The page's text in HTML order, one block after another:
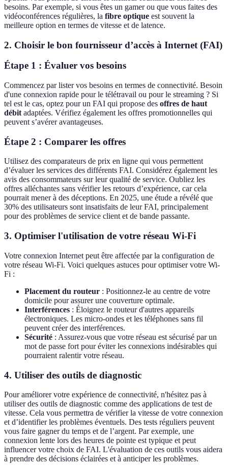
besoins. Par exemple, si vous êtes un gamer ou que vous faites des
vidéoconférences régulières, la fibre optique est souvent la
meilleure option en termes de vitesse et de latence.
2. Choisir le bon fournisseur d’accès à Internet (FAI)
Étape 1 : Évaluer vos besoins
Commencez par lister vos besoins en termes de connectivité. Besoin
d'une connexion rapide pour le télétravail ou pour le streaming ? Si
tel est le cas, optez pour un FAI qui propose des offres de haut
débit adaptées. Vérifiez également les offres promotionnelles qui
peuvent s’avérer avantageuses.
Étape 2 : Comparer les offres
Utilisez des comparateurs de prix en ligne qui vous permettent
d’évaluer les services des différents FAI. Considérez également les
avis des consommateurs sur leur qualité de service. Oubliez les
offres alléchantes sans vérifier les retours d’expérience, car cela
pourrait mener à des déceptions. En 2025, une étude a révélé que
30% des utilisateurs sont insatisfaits de leur FAI, principalement
pour des problèmes de service client et de bande passante.
3. Optimiser l'utilisation de votre réseau Wi-Fi
Votre connexion Internet peut être affectée par la configuration de
votre réseau Wi-Fi. Voici quelques astuces pour optimiser votre Wi-
Fi :
Placement du routeur : Positionnez-le au centre de votre
domicile pour assurer une couverture optimale.
Interférences : Éloignez le routeur d'autres appareils
électroniques. Les micro-ondes et les téléphones sans fil
peuvent créer des interférences.
Sécurité : Assurez-vous que votre réseau est sécurisé par un
mot de passe fort pour éviter les connexions indésirables qui
pourraient ralentir votre réseau.
4. Utiliser des outils de diagnostic
Pour améliorer votre expérience de connectivité, n'hésitez pas à
utiliser des outils de diagnostic comme des applications de test de
vitesse. Cela vous permettra de vérifier la vitesse de votre connexion
et d’identifier les problèmes éventuels. Des tests réguliers peuvent
vous faire gagner du temps et de l’argent. Par exemple, une
connexion lente lors des heures de pointe est typique et peut
influencer votre choix de FAI. L'évaluation de ces outils vous aidera
à prendre des décisions éclairées et à anticiper les problèmes.